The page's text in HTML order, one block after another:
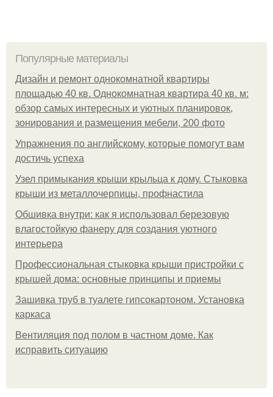
Популярные материалы
Дизайн и ремонт однокомнатной квартиры
площадью 40 кв. Однокомнатная квартира 40 кв. м:
обзор самых интересных и уютных планировок,
зонирования и размещения мебели, 200 фото
Упражнения по английскому, которые помогут вам
достичь успеха
Узел примыкания крыши крыльца к дому. Стыковка
крыши из металлочерпицы, профнастила
Обшивка внутри: как я использовал березовую
влагостойкую фанеру для создания уютного
интерьера
Профессиональная стыковка крыши пристройки с
крышей дома: основные принципы и приемы
Зашивка труб в туалете гипсокартоном. Установка
каркаса
Вентиляция под полом в частном доме. Как
исправить ситуацию